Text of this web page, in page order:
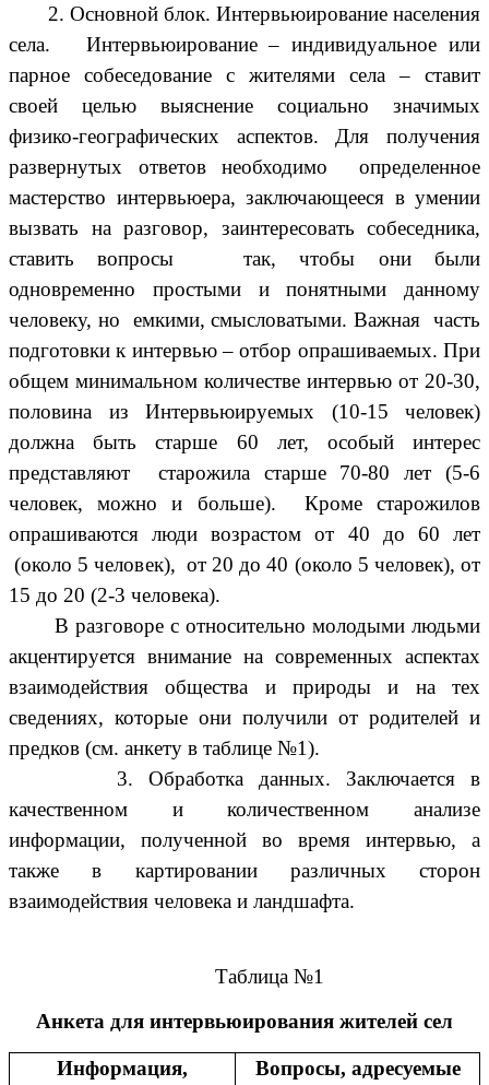
2. Основной блок. Интервьюирование населения
села. Интервьюирование – индивидуальное или
парное собеседование с жителями села – ставит
своей целью выяснение социально значимых
физико-географических аспектов. Для получения
развернутых ответов необходимо определенное
мастерство интервьюера, заключающееся в умении
вызвать на разговор, заинтересовать собеседника,
ставить вопросы так, чтобы они были
одновременно простыми и понятными данному
человеку, но емкими, смысловатыми. Важная часть
подготовки к интервью – отбор опрашиваемых. При
общем минимальном количестве интервью от 20-30,
половина из Интервьюируемых (10-15 человек)
должна быть старше 60 лет, особый интерес
представляют старожила старше 70-80 лет (5-6
человек, можно и больше). Кроме старожилов
опрашиваются люди возрастом от 40 до 60 лет
(около 5 человек), от 20 до 40 (около 5 человек), от
15 до 20 (2-3 человека).
В разговоре с относительно молодыми людьми
акцентируется внимание на современных аспектах
взаимодействия общества и природы и на тех
сведениях, которые они получили от родителей и
предков (см. анкету в таблице №1).
3. Обработка данных. Заключается в
качественном и количественном анализе
информации, полученной во время интервью, а
также в картировании различных сторон
взаимодействия человека и ландшафта.
Таблица №1
Анкета для интервьюирования жителей сел
Информация,
Вопросы, адресуемые